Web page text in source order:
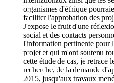
organismes d'éthique
faciliter l'approbation des
J'expose le fruit d'une
social et des contacts
l'information pertinente pour
projet et qui m'ont soutenu
cette étude de cas, je retrace
recherche, de la demande
2015, jusqu'aux travaux